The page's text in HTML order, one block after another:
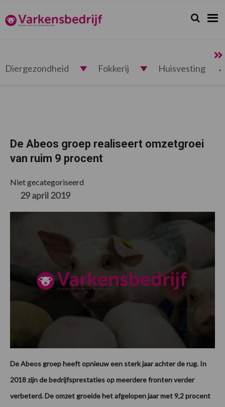
de
hoofdnavigatie
de
hoofd
de
eerste
de
voettekst
Varkensbedrijf.nl Zoeken...
Zoek
Diergezondheid Fokkerij Huisvesting
De Abeos groep realiseert omzetgroei
van ruim 9 procent
Niet gecategoriseerd
29 april 2019
De Abeos groep heeft opnieuw een sterk jaar achter de rug. In
2018 zijn de bedrijfsprestaties op meerdere fronten verder
verbeterd. De omzet groeide het afgelopen jaar met 9,2 procent